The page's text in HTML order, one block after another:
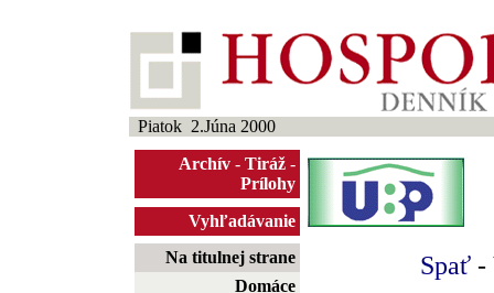
Piatok 2.Júna 2000
Archív - Tiráž -
Prílohy
Vyhľadávanie
Na titulnej strane
Domáce
Spať -